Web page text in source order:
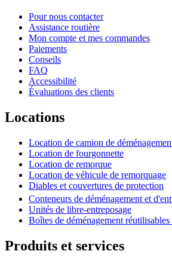
Pour nous contacter
Assistance routière
Mon compte et mes commandes
Paiements
Conseils
FAQ
Accessibilité
Évaluations des clients
Locations
Location de camion de
Location de fourgonnette
Location de remorque
Location de véhicule de remorquage
Diables et couvertures de protection
Conteneurs de déménagement et
Unités de libre-entreposage
Boîtes de déménagement
Produits et services